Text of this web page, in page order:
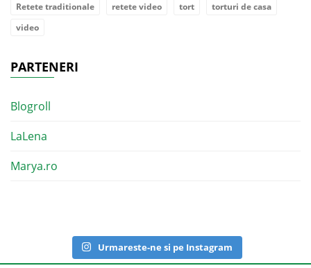
Retete traditionale
retete video tort
torturi de casa
video
PARTENERI
Blogroll
LaLena
Marya.ro
Urmareste-ne si pe Instagram